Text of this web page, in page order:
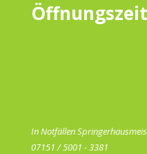
In Notfällen
07151 / 5001 - 3381